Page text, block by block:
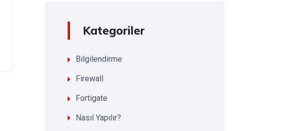
Kategoriler
Bilgilendirme
Firewall
Fortigate
Nasıl Yapılır?